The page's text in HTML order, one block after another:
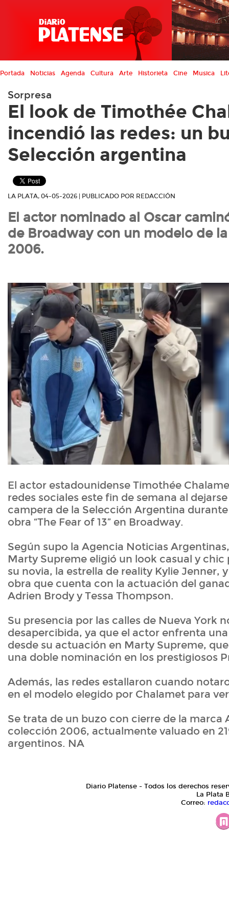
Portada Noticias Agenda Cultura Arte Historieta Cine Musica
Sorpresa
El look de Timothée
incendió las redes: un
Selección argentina
LA PLATA, 04-05-2026 | PUBLICADO POR REDACCIÓN
El actor nominado al Oscar
de Broadway con un modelo de
2006.
El actor estadounidense Timothée
redes sociales este fin de semana al
campera de la Selección Argentina
obra “The Fear of 13” en Broadway.
Según supo la Agencia Noticias
Marty Supreme eligió un look casual y chic
su novia, la estrella de reality Kylie Jenner,
obra que cuenta con la actuación del
Adrien Brody y Tessa Thompson.
Su presencia por las calles de Nueva York
desapercibida, ya que el actor enfrenta
desde su actuación en Marty Supreme,
una doble nominación en los prestigiosos
Además, las redes estallaron cuando
en el modelo elegido por Chalamet para
Se trata de un buzo con cierre de la marca
colección 2006, actualmente valuado en
argentinos. NA
Diario Platense - Todos los derechos
La Plata
Correo: